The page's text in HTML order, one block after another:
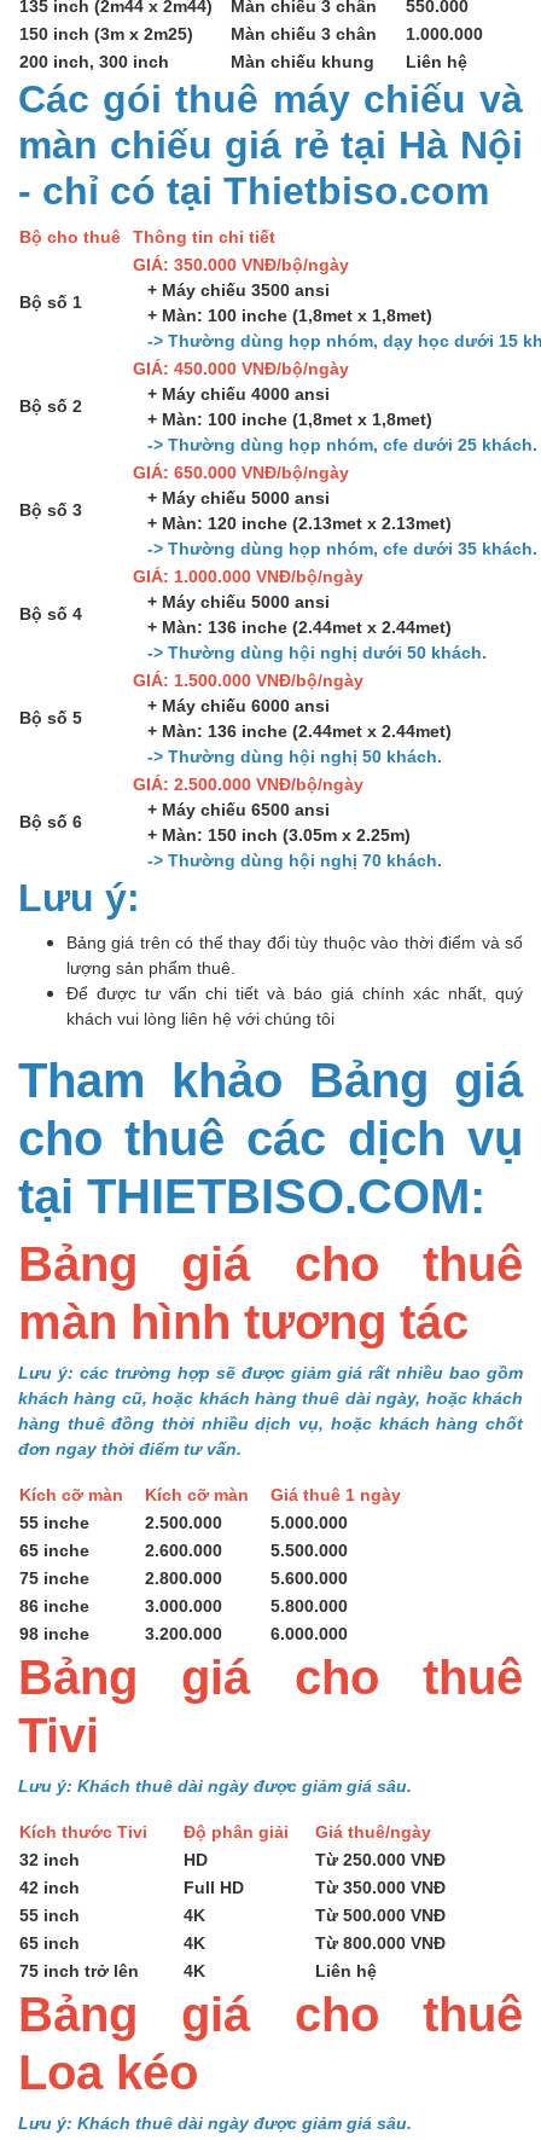
135 inch (2m44 x 2m44) Màn chiếu 3 chân
550.000
150 inch (3m x 2m25)
Màn chiếu 3 chân
1.000.000
200 inch, 300 inch
Màn chiếu khung Liên hệ
Các gói thuê máy chiếu và
màn chiếu giá rẻ tại Hà Nội
- chỉ có tại Thietbiso.com
Bộ cho thuê Thông tin chi tiết
Bộ số 1
GIÁ: 350.000 VNĐ/bộ/ngày
+ Máy chiếu 3500 ansi
+ Màn: 100 inche (1,8met x 1,8met)
-> Thường dùng họp nhóm, dạy học dưới 15
Bộ số 2
GIÁ: 450.000 VNĐ/bộ/ngày
+ Máy chiếu 4000 ansi
+ Màn: 100 inche (1,8met x 1,8met)
-> Thường dùng họp nhóm, cfe dưới 25 khách.
Bộ số 3
GIÁ: 650.000 VNĐ/bộ/ngày
+ Máy chiếu 5000 ansi
+ Màn: 120 inche (2.13met x 2.13met)
-> Thường dùng họp nhóm, cfe dưới 35 khách.
Bộ số 4
GIÁ: 1.000.000 VNĐ/bộ/ngày
+ Máy chiếu 5000 ansi
+ Màn: 136 inche (2.44met x 2.44met)
-> Thường dùng hội nghị dưới 50 khách.
Bộ số 5
GIÁ: 1.500.000 VNĐ/bộ/ngày
+ Máy chiếu 6000 ansi
+ Màn: 136 inche (2.44met x 2.44met)
-> Thường dùng hội nghị 50 khách.
Bộ số 6
GIÁ: 2.500.000 VNĐ/bộ/ngày
+ Máy chiếu 6500 ansi
+ Màn: 150 inch (3.05m x 2.25m)
-> Thường dùng hội nghị 70 khách.
Lưu ý:
Bảng giá trên có thể thay đổi tùy thuộc vào thời điểm và số
lượng sản phẩm thuê.
Để được tư vấn chi tiết và báo giá chính xác nhất, quý
khách vui lòng liên hệ với chúng tôi
Tham khảo Bảng giá
cho thuê các dịch vụ
tại THIETBISO.COM:
Bảng giá cho thuê
màn hình tương tác
Lưu ý: các trường hợp sẽ được giảm giá rất nhiều bao gồm
khách hàng cũ, hoặc khách hàng thuê dài ngày, hoặc khách
hàng thuê đồng thời nhiều dịch vụ, hoặc khách hàng chốt
đơn ngay thời điểm tư vấn.
Kích cỡ màn Kích cỡ màn
Giá thuê 1 ngày
55 inche
2.500.000
5.000.000
65 inche
2.600.000
5.500.000
75 inche
2.800.000
5.600.000
86 inche
3.000.000
5.800.000
98 inche
3.200.000 6.000.000
Bảng giá cho thuê
Tivi
Lưu ý: Khách thuê dài ngày được giảm giá sâu.
Kích thước Tivi Độ phân giải
Giá thuê/ngày
32 inch
HD
Từ 250.000 VNĐ
42 inch
Full HD
Từ 350.000 VNĐ
55 inch
4K
Từ 500.000 VNĐ
65 inch
4K
Từ 800.000 VNĐ
75 inch trở lên
4K Liên hệ
Bảng giá cho thuê
Loa kéo
Lưu ý: Khách thuê dài ngày được giảm giá sâu.